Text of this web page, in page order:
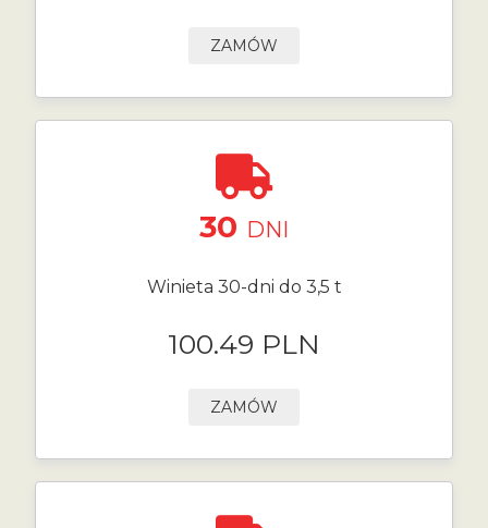
ZAMÓW
30 DNI
Winieta 30-dni do 3,5 t
100.49 PLN
ZAMÓW